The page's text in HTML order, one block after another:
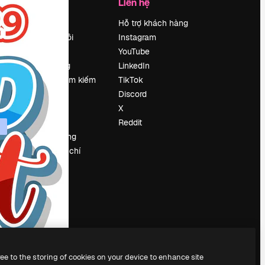
Bảng giá
Về chúng tôi
Tuyển dụng
Xu hướng tìm kiếm
Blog
Sự kiện
Slidesgo
Bán nội dung
Phòng báo chí
Tìm kiếm
magnific.ai
Hỗ trợ khách hàng
Instagram
YouTube
LinkedIn
TikTok
Discord
X
Reddit
to the storing of cookies on your device to enhance site